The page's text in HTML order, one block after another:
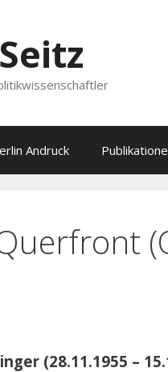
Andruck
(28.11.1955 –